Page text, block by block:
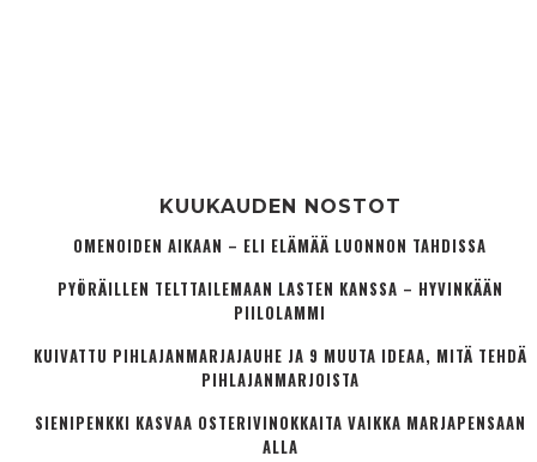
KUUKAUDEN NOSTOT
OMENOIDEN AIKAAN – ELI ELÄMÄÄ LUONNON TAHDISSA
PYÖRÄILLEN TELTTAILEMAAN LASTEN KANSSA – HYVINKÄÄN
PIILOLAMMI
KUIVATTU PIHLAJANMARJAJAUHE JA 9 MUUTA IDEAA, MITÄ TEHDÄ
PIHLAJANMARJOISTA
SIENIPENKKI KASVAA OSTERIVINOKKAITA VAIKKA MARJAPENSAAN
ALLA